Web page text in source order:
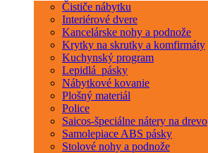
Čističe nábytku
Interiérové dvere
Kancelárske nohy a podnože
Krytky na skrutky a komfirmáty
Kuchynský program
Lepidlá_pásky
Nábytkové kovanie
Plošný materiál
Police
Saicos-špeciálne nátery na drevo
Samolepiace ABS pásky
Stolové nohy a podnože